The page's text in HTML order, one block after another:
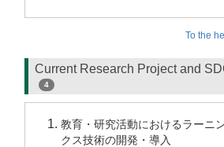
To the
Current Research Project and
4
教育・研究活動におけるラーニ
クス技術の開発・導入